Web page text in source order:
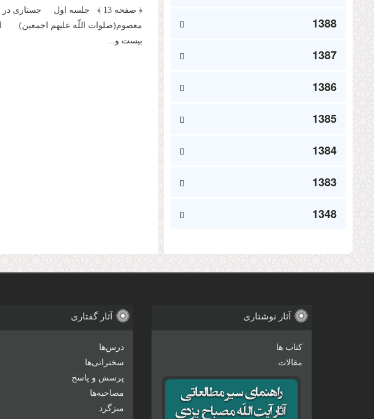
1388
1387
1386
1385
1384
1383
1348
﴿ صفحه 13 ﴾ جلسه اول جستارى
معصوم(صلوات اللّه علیهم
بیست و...
آثار نوشتاری
کتاب ها
مقالات
آثار گفتاری
درس‌ها
سخنرانی‌ها
پرسش و پاسخ
مصاحبه‌ها
میزگرد